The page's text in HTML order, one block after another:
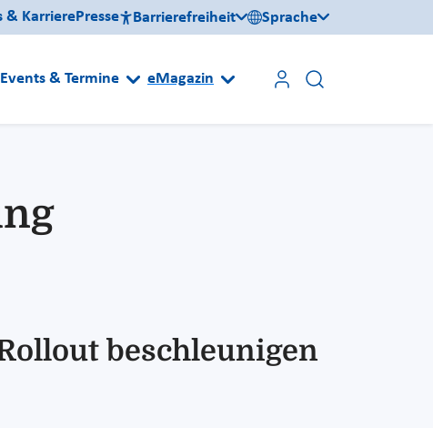
& KarrierePresse Barrierefreiheit Sprache
Events & Termine eMagazin
beschleunigen